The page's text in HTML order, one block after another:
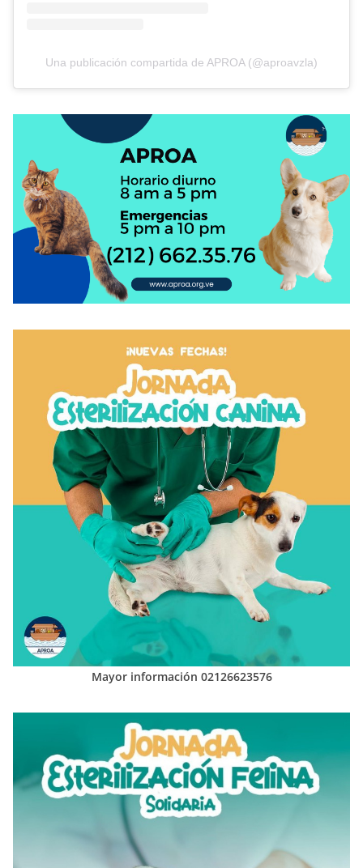
Una publicación compartida de APROA (@aproavzla)
Mayor información 02126623576